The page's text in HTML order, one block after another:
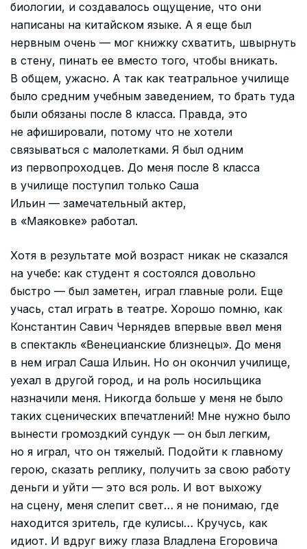
биологии, и создавалось ощущение, что они
написаны на китайском языке. А я еще был
нервным очень — мог книжку схватить, швырнуть
в стену, пинать ее вместо того, чтобы вникать.
В общем, ужасно. А так как театральное училище
было средним учебным заведением, то брать туда
были обязаны после 8 класса. Правда, это
не афишировали, потому что не хотели
связываться с малолетками. Я был одним
из первопроходцев. До меня после 8 класса
в училище поступил только Саша
Ильин — замечательный актер,
в «Маяковке» работал.
Хотя в результате мой возраст никак не сказался
на учебе: как студент я состоялся довольно
быстро — был заметен, играл главные роли. Еще
учась, стал играть в театре. Хорошо помню, как
Константин Савич Чернядев впервые ввел меня
в спектакль «Венецианские близнецы». До меня
в нем играл Саша Ильин. Но он окончил училище,
уехал в другой город, и на роль носильщика
назначили меня. Никогда больше у меня не было
таких сценических впечатлений! Мне нужно было
вынести громоздкий сундук — он был легким,
но я играл, что он тяжелый. Подойти к главному
герою, сказать реплику, получить за свою работу
деньги и уйти — это вся роль. И вот выхожу
на сцену, меня слепит свет… я не понимаю, где
находится зритель, где кулисы… Кручусь, как
идиот. И вдруг вижу глаза Владлена Егоровича